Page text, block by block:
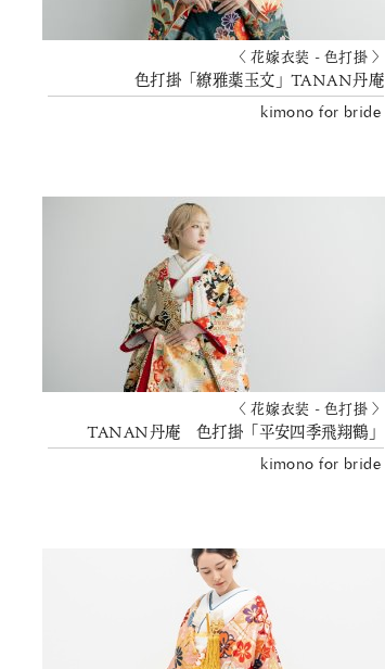
〈 花嫁衣装 - 色打掛 〉
色打掛「繚雅薬玉文」TANAN丹庵
kimono for bride
〈 花嫁衣装 - 色打掛 〉
TANAN丹庵 色打掛「平安四季飛翔鶴」
kimono for bride